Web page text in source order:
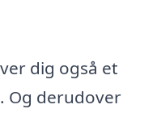
dig også et
Og derudover